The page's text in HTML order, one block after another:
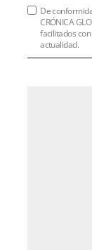
De
CRÓNICA
facilitados
actualidad.